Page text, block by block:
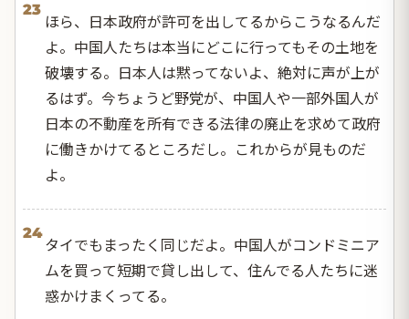
23
ほら、日本政府が許可を出してるからこうなるんだ
よ。中国人たちは本当にどこに行ってもその土地を
破壊する。日本人は黙ってないよ、絶対に声が上が
るはず。今ちょうど野党が、中国人や一部外国人が
日本の不動産を所有できる法律の廃止を求めて政府
に働きかけてるところだし。これからが見ものだ
よ。
24
タイでもまったく同じだよ。中国人がコンドミニア
ムを買って短期で貸し出して、住んでる人たちに迷
惑かけまくってる。